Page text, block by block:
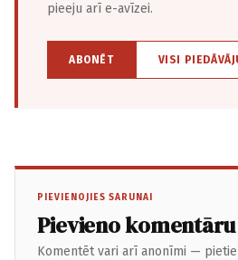
pieeju arī e-avīzei.
ABONĒT VISI
PIEVIENOJIES SARUNAI
Pievieno komentāru
Komentēt vari arī anonīmi —